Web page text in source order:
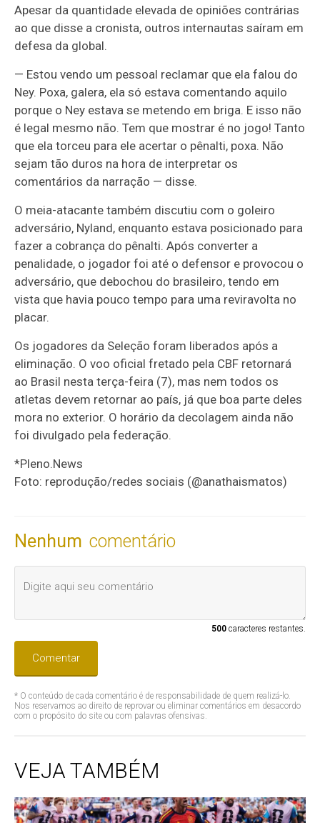
Apesar da quantidade elevada de opiniões contrárias
ao que disse a cronista, outros internautas saíram em
defesa da global.
— Estou vendo um pessoal reclamar que ela falou do
Ney. Poxa, galera, ela só estava comentando aquilo
porque o Ney estava se metendo em briga. E isso não
é legal mesmo não. Tem que mostrar é no jogo! Tanto
que ela torceu para ele acertar o pênalti, poxa. Não
sejam tão duros na hora de interpretar os
comentários da narração — disse.
O meia-atacante também discutiu com o goleiro
adversário, Nyland, enquanto estava posicionado para
fazer a cobrança do pênalti. Após converter a
penalidade, o jogador foi até o defensor e provocou o
adversário, que debochou do brasileiro, tendo em
vista que havia pouco tempo para uma reviravolta no
placar.
Os jogadores da Seleção foram liberados após a
eliminação. O voo oficial fretado pela CBF retornará
ao Brasil nesta terça-feira (7), mas nem todos os
atletas devem retornar ao país, já que boa parte deles
mora no exterior. O horário da decolagem ainda não
foi divulgado pela federação.
*Pleno.News
Foto: reprodução/redes sociais (@anathaismatos)
Nenhum comentário
500caracteres restantes.
Comentar
* O conteúdo de cada comentário é de responsabilidade de quem realizá-lo.
Nos reservamos ao direito de reprovar ou eliminar comentários em desacordo
com o propósito do site ou com palavras ofensivas.
VEJA TAMBÉM